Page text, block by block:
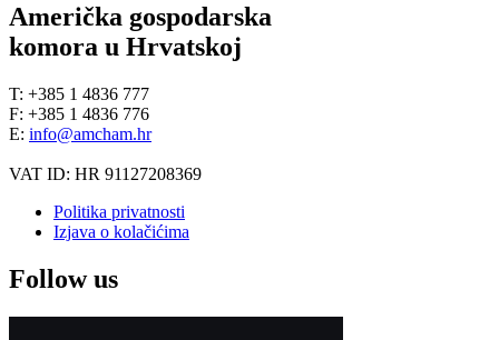
Američka gospodarska
komora u Hrvatskoj
T: +385 1 4836 777
F: +385 1 4836 776
E: info@amcham.hr
VAT ID: HR 91127208369
Politika privatnosti
Izjava o kolačićima
Follow us